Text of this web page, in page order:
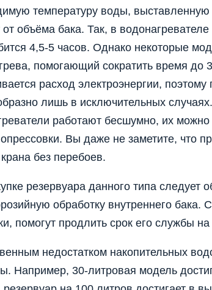
температуру воды, выставленную
от объёма бака. Так, в
4,5-5 часов. Однако некоторые
помогающий сократить время до
расход электроэнергии,
лишь в исключительных
работают бесшумно, их
Вы даже не заметите, что
без перебоев.
резервуара данного типа следует
обработку внутреннего
помогут продлить срок его службы на
недостатком накопительных
Например, 30-литровая модель